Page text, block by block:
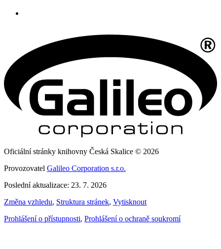
Oficiální stránky knihovny Česká Skalice © 2026
Provozovatel Galileo Corporation s.r.o.
Poslední aktualizace: 23. 7. 2026
Změna vzhledu, Struktura stránek, Vytisknout
Prohlášení o přístupnosti, Prohlášení o ochraně soukromí